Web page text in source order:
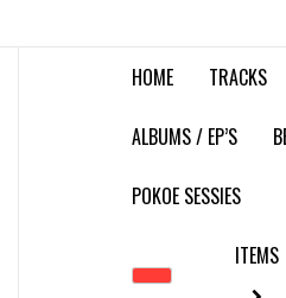
HOME TRACKS
ALBUMS / EP’S
POKOE SESSIES
ITEMS